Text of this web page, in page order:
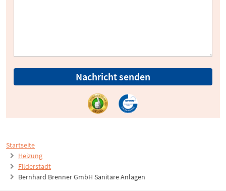
Startseite
Heizung
Filderstadt
Bernhard Brenner GmbH Sanitäre Anlagen
Nachricht senden